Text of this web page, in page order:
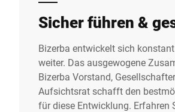
Sicher führen &
Bizerba entwickelt sich
weiter. Das ausgewogene
Bizerba Vorstand,
Aufsichtsrat schafft den
für diese Entwicklung. Erfahren